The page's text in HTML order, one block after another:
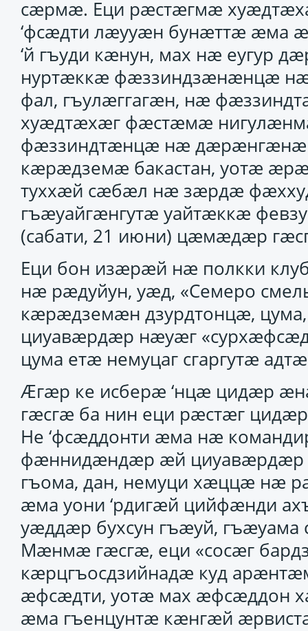
сӕрмӕ. Еци рӕстӕгмӕ
‘фсӕдти лӕууӕн бунӕттӕ ӕма
‘й гъуди кӕнун, мах нӕ еугур
нуртӕккӕ фӕззиндзӕнӕнцӕ
фал, гъулӕггагӕн, нӕ
хуӕдтӕхӕг фӕстӕмӕ
фӕззиндтӕнцӕ нӕ
кӕрӕдземӕ бакастан, уотӕ
туххӕй сӕбӕл нӕ зӕрдӕ
гъӕуайгӕнгутӕ уайтӕккӕ
(сабати, 21 июни) цӕмӕдӕр
Еци бон изӕрӕй нӕ полкки
нӕ рӕдуйун, уӕд, «Семеро
кӕрӕдземӕн дзурдтонцӕ,
циуавӕрдӕр нӕуӕг
цума етӕ немуцаг сгаргутӕ
Ӕгӕр ке исберӕ ‘нцӕ цидӕр
гӕсгӕ ба нин еци рӕстӕг
Не ‘фсӕддонти ӕма нӕ
фӕннидӕндӕр ӕй циуавӕрдӕр
гъома, дан, немуци хӕццӕ нӕ
ӕма уони ‘рдигӕй цийфӕнди
уӕддӕр бухсун гъӕуй, гъӕуама
Мӕнмӕ гӕсгӕ, еци «сосӕг
кӕрцгъосдзийнадӕ куд
ӕфсӕдти, уотӕ мах ӕфсӕддон
ӕма гъенцунтӕ кӕнгӕй